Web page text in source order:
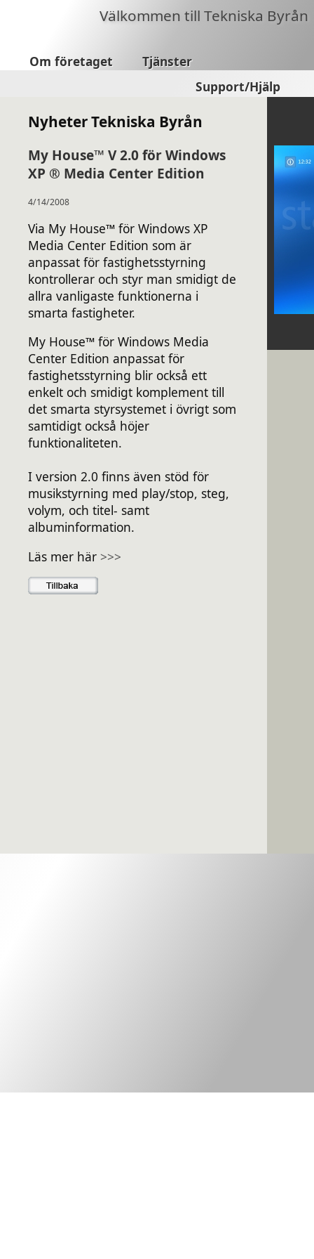
Välkommen till Tekniska Byrån
Om företaget
Tjänster
Support/Hjälp
Nyheter Tekniska Byrån
My House™ V 2.0 för Windows
XP ® Media Center Edition
4/14/2008
Via My House™ för Windows XP
Media Center Edition som är
anpassat för fastighetsstyrning
kontrollerar och styr man smidigt de
allra vanligaste funktionerna i
smarta fastigheter.
My House™ för Windows Media
Center Edition anpassat för
fastighetsstyrning blir också ett
enkelt och smidigt komplement till
det smarta styrsystemet i övrigt som
samtidigt också höjer
funktionaliteten.
I version 2.0 finns även stöd för
musikstyrning med play/stop, steg,
volym, och titel- samt
albuminformation.
Läs mer här >>>